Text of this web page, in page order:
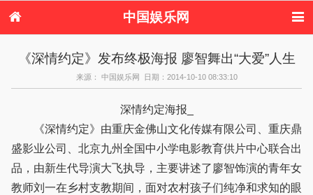
中国娱乐网
电视剧
演唱会 综艺节目
偶像活动
《深情约定》发布终极海报 廖智舞出“大爱”人生
来源： 中国娱乐网 日期：2014-10-10 08:33:10
深情约定海报_
《深情约定》由重庆金佛山文化传媒有限公司、重庆鼎
盛影业公司、北京九州全国中小学电影教育供片中心联合出
品，由新生代导演大飞执导，主要讲述了廖智饰演的青年女
教师刘一在乡村支教期间，面对农村孩子们纯净和求知的眼